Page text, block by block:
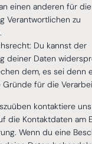
einen anderen für die
Verantwortlichen zu
Du kannst der
deiner Daten
dem, es sei denn
für die
kontaktiere
die Kontaktdaten am
Wenn du eine